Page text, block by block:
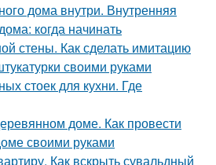
дома внутри. Внутренняя
когда начинать
стены. Как сделать имитацию
своими руками
стоек для кухни. Где
доме. Как провести
своими руками
Как вскрыть сувальдный